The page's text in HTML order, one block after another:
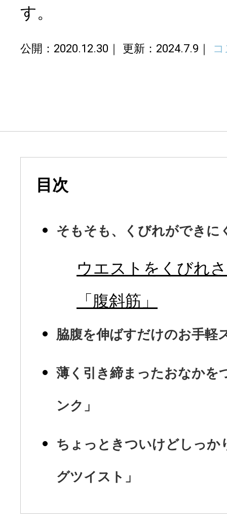
す。
公開：2020.12.30 更新：2024.7.9
目次
そもそも、くびれができに
ウエストをくびれ
「腹斜筋」
脇腹を伸ばすだけのお手軽
薄く引き締まったおなかを
ンク」
ちょっときついけどしっか
グツイスト」